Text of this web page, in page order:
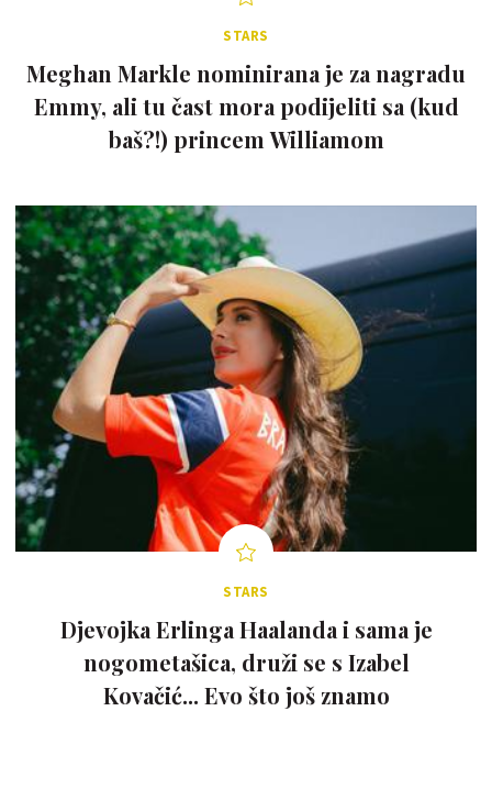
STARS
Meghan Markle nominirana je za nagradu
Emmy, ali tu čast mora podijeliti sa (kud
baš?!) princem Williamom
STARS
Djevojka Erlinga Haalanda i sama je
nogometašica, druži se s Izabel
Kovačić... Evo što još znamo